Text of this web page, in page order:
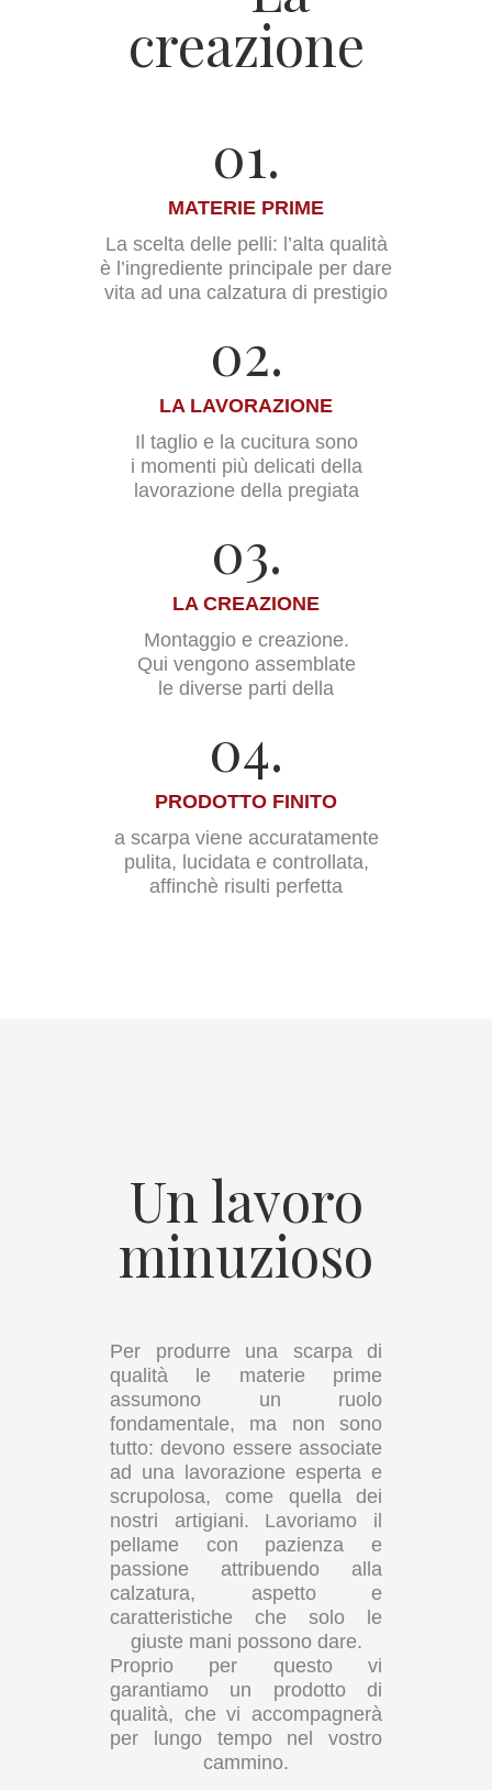
creazione
01.
MATERIE PRIME
La scelta delle pelli: l’alta qualità
è l’ingrediente principale per dare
vita ad una calzatura di prestigio
02.
LA LAVORAZIONE
Il taglio e la cucitura sono
i momenti più delicati della
lavorazione della pregiata
03.
LA CREAZIONE
Montaggio e creazione.
Qui vengono assemblate
le diverse parti della
04.
PRODOTTO FINITO
a scarpa viene accuratamente
pulita, lucidata e controllata,
affinchè risulti perfetta
Un lavoro
minuzioso
Per produrre una scarpa di
qualità le materie prime
assumono un ruolo
fondamentale, ma non sono
tutto: devono essere associate
ad una lavorazione esperta e
scrupolosa, come quella dei
nostri artigiani. Lavoriamo il
pellame con pazienza e
passione attribuendo alla
calzatura, aspetto e
caratteristiche che solo le
giuste mani possono dare.
Proprio per questo vi
garantiamo un prodotto di
qualità, che vi accompagnerà
per lungo tempo nel vostro
cammino.